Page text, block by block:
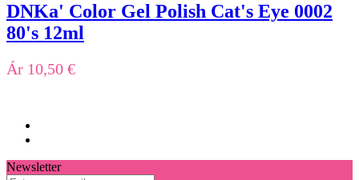
DNKa' Color Gel Polish Cat's Eye 0002
80's 12ml
Ár 10,50 €
Newsletter